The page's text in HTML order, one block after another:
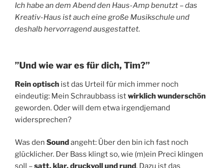
Ich habe an dem Abend den Haus-Amp benutzt – das
Kreativ-Haus ist auch eine große Musikschule und
deshalb hervorragend ausgestattet.
”Und wie war es für dich, Tim?”
Rein optisch ist das Urteil für mich immer noch
eindeutig: Mein Schraubbass istwirklich wunderschön
geworden. Oder will dem etwa irgendjemand
widersprechen?
Was den Soundangeht: Über den bin ich fast noch
glücklicher. Der Bass klingt so, wie (m)ein Preci klingen
soll –satt, klar, druckvoll und rund. Dazu ist das